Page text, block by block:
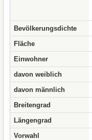
Bevölkerungsdichte
Fläche
Einwohner
davon weiblich
davon männlich
Breitengrad
Längengrad
Vorwahl